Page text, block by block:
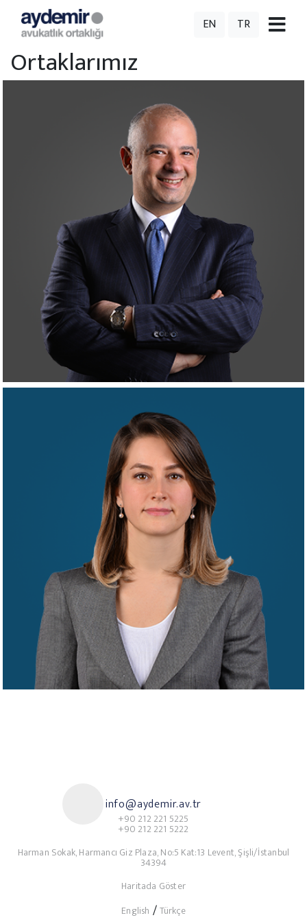
TR
EN
Ortaklarımız
info@aydemir.av.tr
+90 212 221 5225
+90 212 221 5222
Harman Sokak, Harmancı Giz Plaza, No:5 Kat:13 Levent, Şişli/İstanbul
34394
Haritada Göster
English /Türkçe